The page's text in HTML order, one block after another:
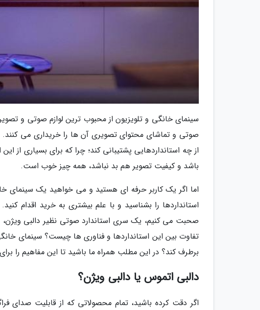
سینمای خانگی و تلویزیون از محبوب ترین لوازم صوتی و
صوتی و تماشای محتوای تصویری آن ها را خریداری می کنند.
از چه استانداردهایی پشتیبانی کند؛ چرا که برای بسیاری از
باشد و کیفیت تصویر هم بد نباشد، همه چیز خوب است.
اما اگر یک کاربر حرفه ای هستید و می خواهید یک سینمای
استانداردها را بشناسید و با علم بیشتری به خرید اقدام
تفاوت بین این استانداردها و فناوری ها چیست؟ سینمای
برطرف کند؟ در این مطلب همراه ما باشید تا این مفاهیم را
دالبی اتموس یا دالبی ویژن؟